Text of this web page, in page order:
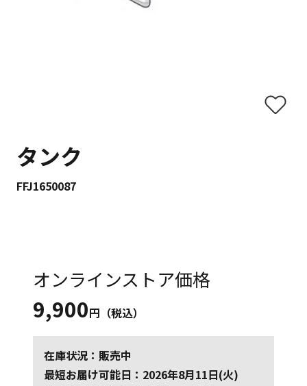
タンク
FFJ1650087
オンラインストア価格
9,900円（税込）
在庫状況：販売中
最短お届け可能日：2026年8月11日(火)